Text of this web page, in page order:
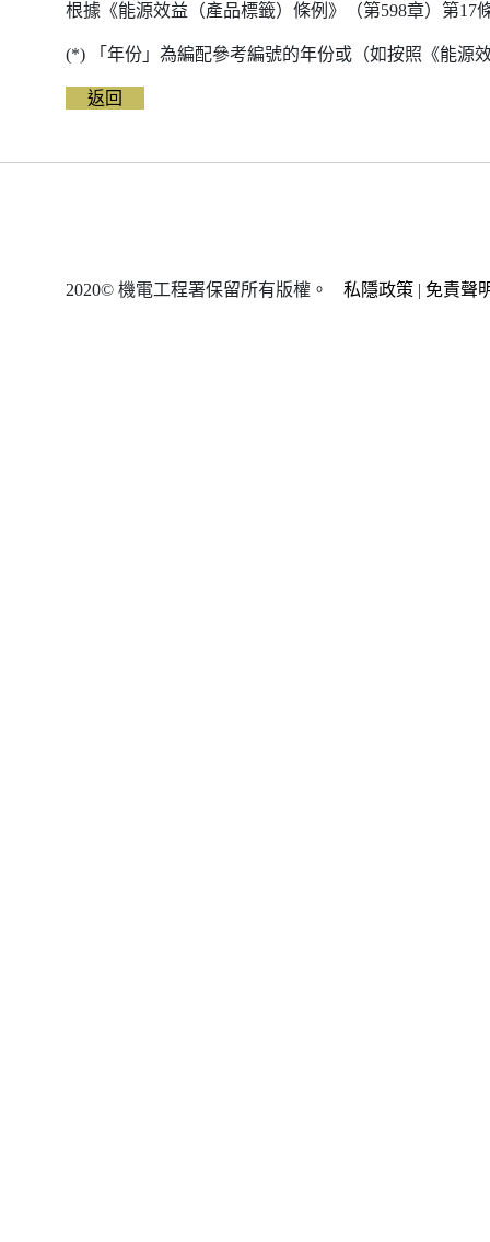
根據《能源效益（產品標籤）條例》（第598章）第
(*) 「年份」為編配參考編號的年份或（如按照《能源
返回
2020© 機電工程署保留所有版權。 私隱政策 | 免責聲